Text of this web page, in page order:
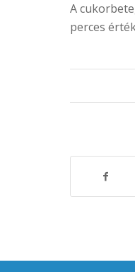
A
perces